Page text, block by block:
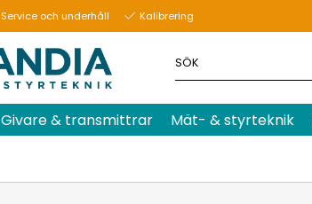
Service och underhåll Kalibrering
Givare & transmittrar Mät- & styrteknik